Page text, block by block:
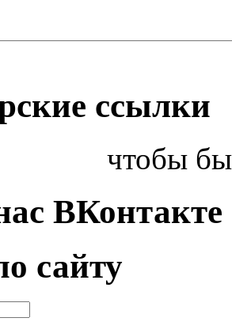
ссылки
чтобы
ВКонтакте
сайту